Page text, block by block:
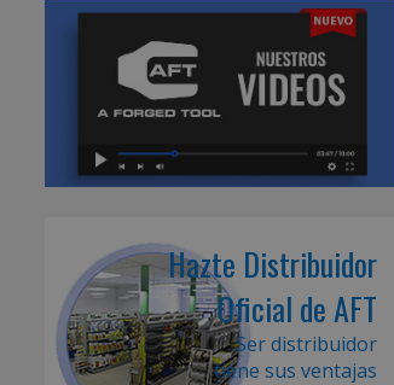
Hazte Distribuidor
Oficial de AFT
Ser distribuidor
tiene sus ventajas